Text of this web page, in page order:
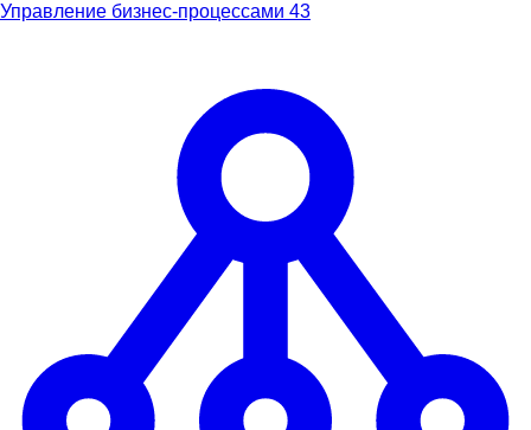
Управление бизнес-процессами 43